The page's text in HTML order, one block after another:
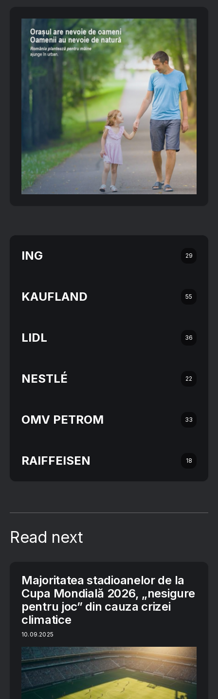
ING 29
KAUFLAND 55
LIDL 36
NESTLÉ 22
OMV PETROM 33
RAIFFEISEN 18
Read next
Majoritatea stadioanelor de la
Cupa Mondială 2026, „nesigure
pentru joc” din cauza crizei
climatice
10.09.2025